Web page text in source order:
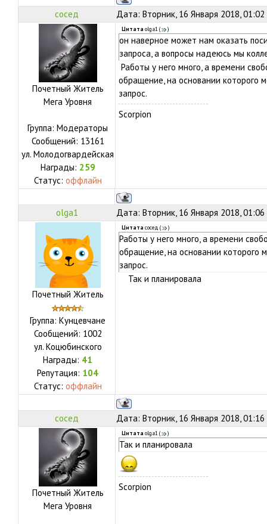
сосед Дата: Вторник, 16 Января 2018,
Почетный Житель
Мега Уровня
Группа: Модераторы
Сообщений: 13161
ул. Молодогвардейская
Награды: 259
Статус: оффлайн
Цитата olga1( )
он наверное может нам оказать
запроса, а вопросы надеюсь мы
Работы у него много, а времени
обращение, на основании которого
запрос.
Scorpion
olga1 Дата: Вторник, 16 Января 2018,
Почетный Житель
Группа: Кунцевчане
Сообщений: 1002
ул. Коцюбинского
Награды: 41
Репутация: 104
Статус: оффлайн
Цитата сосед ( )
Работы у него много, а времени
обращение, на основании которого
запрос.
Так и планировала
сосед Дата: Вторник, 16 Января 2018,
Почетный Житель
Мега Уровня
Цитата olga1( )
Так и планировала
Scorpion